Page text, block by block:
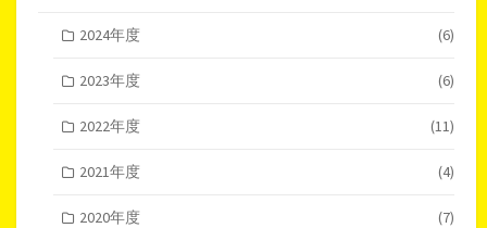
2024年度 (6)
2023年度 (6)
2022年度 (11)
2021年度 (4)
2020年度 (7)